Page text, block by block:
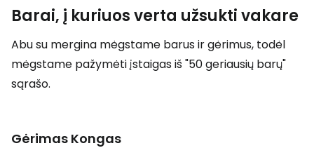
Barai, į kuriuos verta užsukti vakare
Abu su mergina mėgstame barus ir gėrimus, todėl
mėgstame pažymėti įstaigas iš "50 geriausių barų"
sąrašo.
Gėrimas Kongas